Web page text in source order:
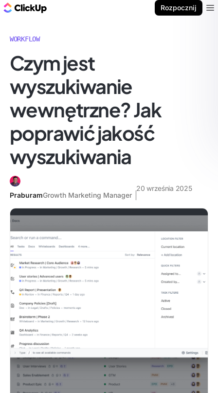
Rozpocznij
WORKFLOW
Czym jest
wyszukiwanie
wewnętrzne? Jak
poprawić jakość
wyszukiwania
PraburamGrowth Marketing Manager
20 września 2025